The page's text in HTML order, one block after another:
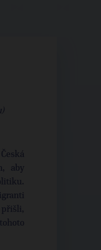
aby
přišli,